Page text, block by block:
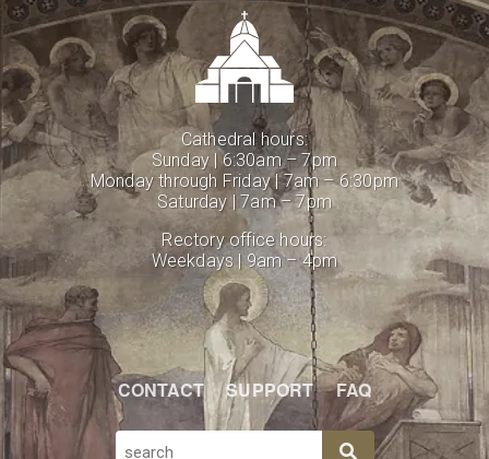
Cathedral hours:
Sunday | 6:30am – 7pm
Monday through Friday | 7am – 6:30pm
Saturday | 7am – 7pm
Rectory office hours:
Weekdays | 9am – 4pm
CONTACT SUPPORT FAQ